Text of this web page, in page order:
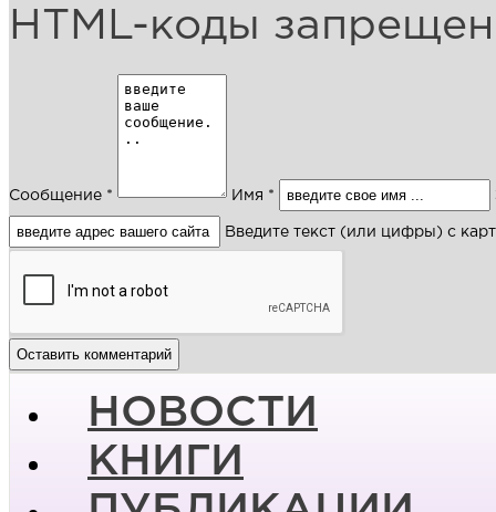
HTML-коды
Сообщение * Имя *
Введите текст (или цифры) с
НОВОСТИ
КНИГИ